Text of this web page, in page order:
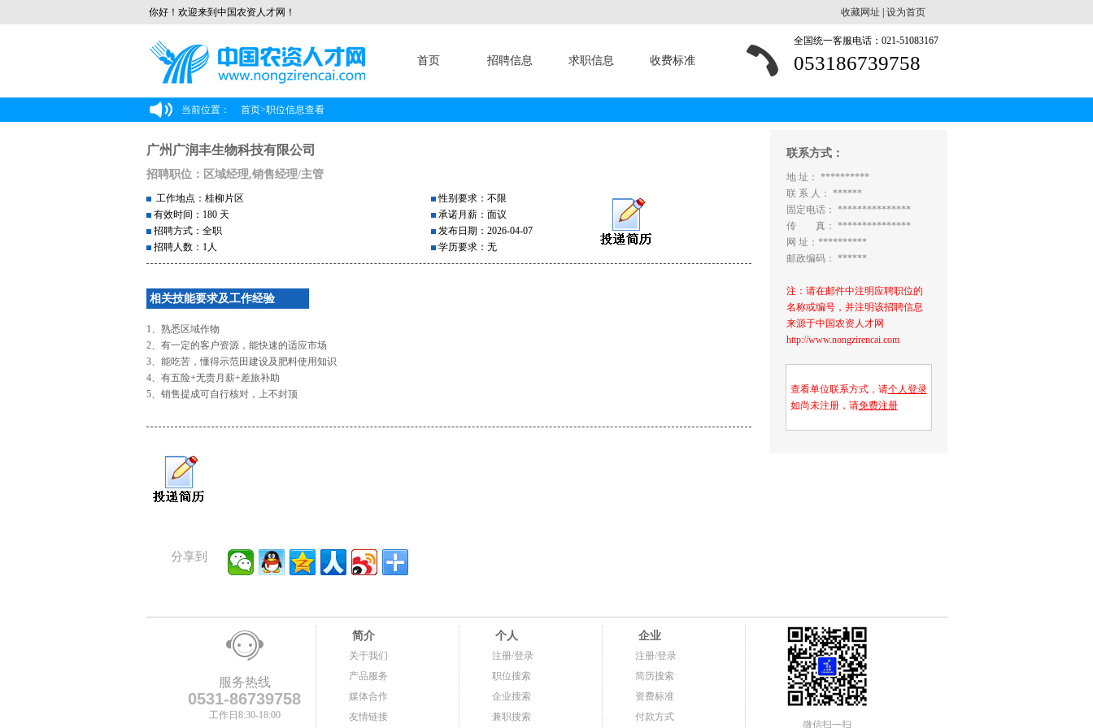
你好！欢迎来到中国农资人才网！ 收藏网址 设为首页
首页 招聘信息 求职信息 收费标准
全国统一客服电话：021-51083167
053186739758
当前位置： 首页>职位信息查看
广州广润丰生物科技有限公司
招聘职位：区域经理,销售经理/主管
工作地点：桂柳片区
有效时间：180 天
招聘方式：全职
招聘人数：1人
性别要求：不限
承诺月薪：面议
发布日期：2026-04-07
学历要求：无
相关技能要求及工作经验
1、熟悉区域作物
2、有一定的客户资源，能快速的适应市场
3、能吃苦，懂得示范田建设及肥料使用知识
4、有五险+无责月薪+差旅补助
5、销售提成可自行核对，上不封顶
分享到
联系方式：
地 址： **********
联 系 人： ******
固定电话： ***************
传 真： ***************
网 址：**********
邮政编码： ******
注：请在邮件中注明应聘职位的
名称或编号，并注明该招聘信息
来源于中国农资人才网
http://www.nongzirencai.com
查看单位联系方式，请个人登录
如尚未注册，请免费注册
服务热线
0531-86739758
工作日8:30-18:00
简介
关于我们
产品服务
媒体合作
友情链接
个人
注册/登录
职位搜索
企业搜索
兼职搜索
企业
注册/登录
简历搜索
资费标准
付款方式
微信扫一扫